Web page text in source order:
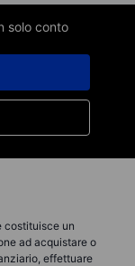
solo conto
costituisce un
ad acquistare o
effettuare